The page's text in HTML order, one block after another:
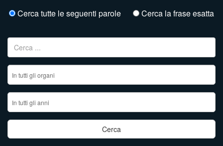
Cerca tutte le seguenti parole Cerca la frase esatta
Ricerca per: